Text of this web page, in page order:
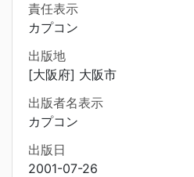
責任表示
カプコン
出版地
[大阪府] 大阪市
出版者名表示
カプコン
出版日
2001-07-26